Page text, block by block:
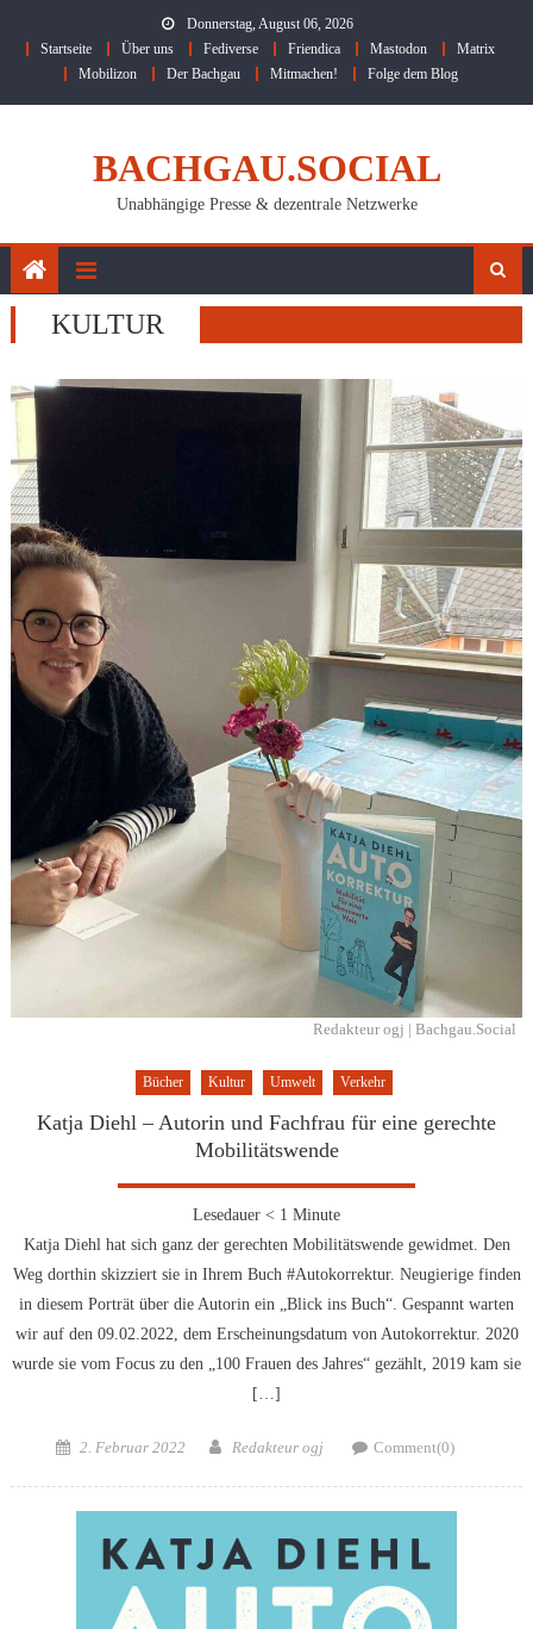
Donnerstag, August 06, 2026
Startseite
Über uns Fediverse Friendica Mastodon
Matrix
Mobilizon
Der Bachgau Mitmachen! Folge dem Blog
BACHGAU.SOCIAL
Unabhängige Presse & dezentrale Netzwerke
KULTUR
Redakteur ogj | Bachgau.Social
Bücher Kultur Umwelt Verkehr
Katja Diehl – Autorin und Fachfrau für eine gerechte
Mobilitätswende
Lesedauer < 1 Minute
Katja Diehl hat sich ganz der gerechten Mobilitätswende gewidmet. Den
Weg dorthin skizziert sie in Ihrem Buch #Autokorrektur. Neugierige finden
in diesem Porträt über die Autorin ein „Blick ins Buch“. Gespannt warten
wir auf den 09.02.2022, dem Erscheinungsdatum von Autokorrektur. 2020
wurde sie vom Focus zu den „100 Frauen des Jahres“ gezählt, 2019 kam sie
[…]
Posted
2. Februar 2022 Author
Redakteur ogj Comment(0)